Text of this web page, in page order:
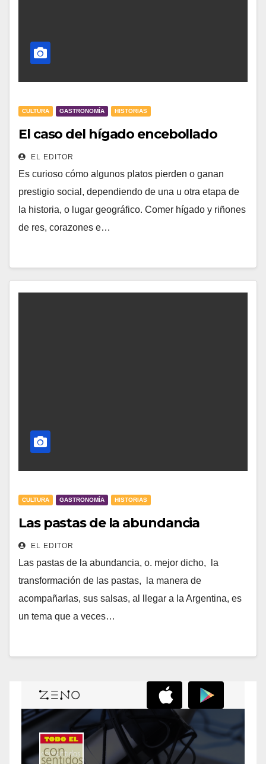
CULTURA GASTRONOMÍA HISTORIAS
El caso del hígado encebollado
EL EDITOR
Es curioso cómo algunos platos pierden o ganan
prestigio social, dependiendo de una u otra etapa de
la historia, o lugar geográfico. Comer hígado y riñones
de res, corazones e…
CULTURA GASTRONOMÍA HISTORIAS
Las pastas de la abundancia
EL EDITOR
Las pastas de la abundancia, o. mejor dicho, la
transformación de las pastas, la manera de
acompañarlas, sus salsas, al llegar a la Argentina, es
un tema que a veces…